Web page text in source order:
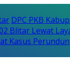
DPC PKB
Blitar Lewat
Kasus